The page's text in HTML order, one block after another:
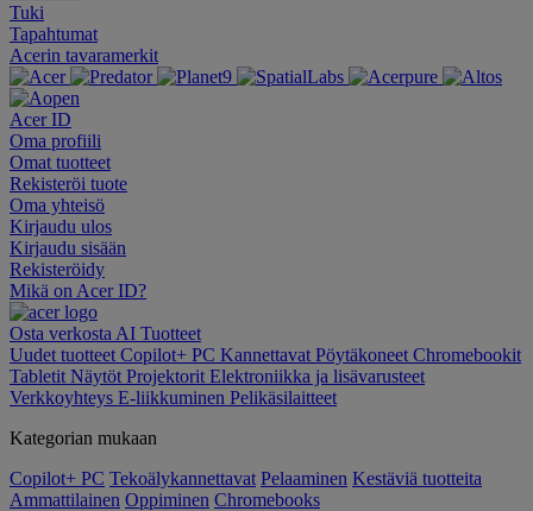
Tuki
Tapahtumat
Acerin tavaramerkit
Acer ID
Oma profiili
Omat tuotteet
Rekisteröi tuote
Oma yhteisö
Kirjaudu ulos
Kirjaudu sisään
Rekisteröidy
Mikä on Acer ID?
Osta verkosta AI Tuotteet
Uudet tuotteet Copilot+ PC Kannettavat Pöytäkoneet Chromebookit
Tabletit Näytöt Projektorit Elektroniikka ja lisävarusteet
Verkkoyhteys E-liikkuminen Pelikäsilaitteet
Kategorian mukaan
Copilot+ PC Tekoälykannettavat Pelaaminen Kestäviä tuotteita
Ammattilainen Oppiminen Chromebooks